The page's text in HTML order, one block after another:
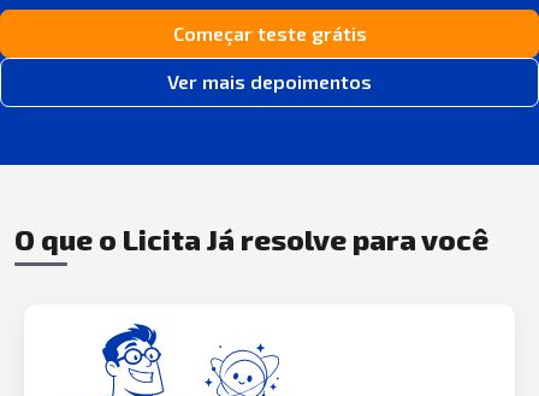
Começar teste grátis
Ver mais depoimentos
O que o Licita Já resolve para você